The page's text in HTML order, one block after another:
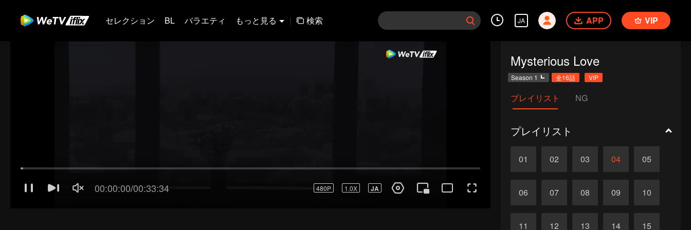
セレクション BL バラエティ もっと見る | 検索 JA APP VIP
Mysterious Love
Season 1 全16話 VIP
プレイリスト NG
プレイリスト
01 02 03 04 05
06 07 08 09 10
11 12 13 14 15